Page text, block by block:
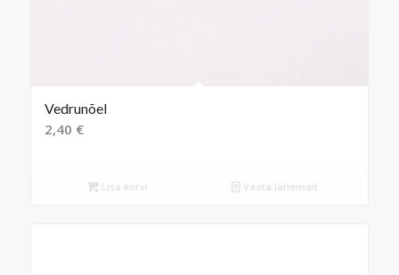
Vedrunõel
2,40 €
Lisa korvi Vaata lähemalt